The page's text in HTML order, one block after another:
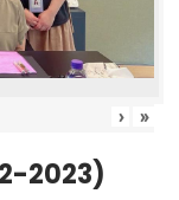
› »
2023)